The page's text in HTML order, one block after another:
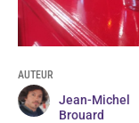
AUTEUR
Jean-Michel
Brouard